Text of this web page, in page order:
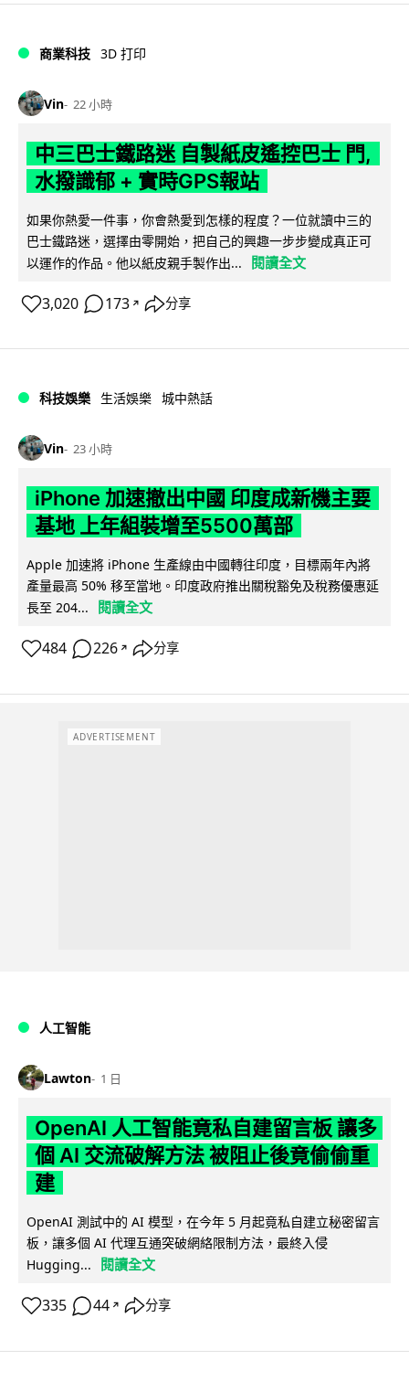
商業科技 3D 打印
Vin 22 小時
中三巴士鐵路迷 自製紙皮遙控巴士 門,
水撥識郁 + 實時GPS報站
如果你熱愛一件事，你會熱愛到怎樣的程度？一位就讀中三的
巴士鐵路迷，選擇由零開始，把自己的興趣一步步變成真正可
以運作的作品。他以紙皮親手製作出...
閱讀全文
3,020 173 ↗ 分享
科技娛樂 生活娛樂 城中熱話
Vin 23 小時
iPhone 加速撤出中國 印度成新機主要
基地 上年組裝增至5500萬部
Apple 加速將 iPhone 生產線由中國轉往印度，目標兩年內將
產量最高 50% 移至當地。印度政府推出關稅豁免及稅務優惠延
長至 204...
閱讀全文
484 226 ↗ 分享
ADVERTISEMENT
人工智能
Lawton 1 日
OpenAI 人工智能竟私自建留言板 讓多
個 AI 交流破解方法 被阻止後竟偷偷重
建
OpenAI 測試中的 AI 模型，在今年 5 月起竟私自建立秘密留言
板，讓多個 AI 代理互通突破網絡限制方法，最終入侵
Hugging...
閱讀全文
335 44 ↗ 分享